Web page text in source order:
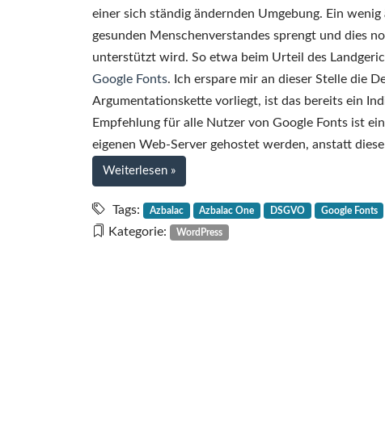
einer sich ständig ändernden Umgebung. Ein
gesunden Menschenverstandes sprengt und dies
unterstützt wird. So etwa beim Urteil des
Google Fonts. Ich erspare mir an dieser Stelle die
Argumentationskette vorliegt, ist das bereits ein
Empfehlung für alle Nutzer von Google Fonts ist
eigenen Web-Server gehostet werden, anstatt
Weiterlesen bei
Azbalac
One
WordPress-
»
Tags: Azbalac Azbalac One DSGVO Google Fonts
Kategorie: WordPress